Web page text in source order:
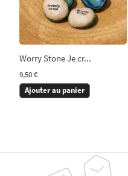
Worry Stone Je cr...
9,50 €
Ajouter au panier